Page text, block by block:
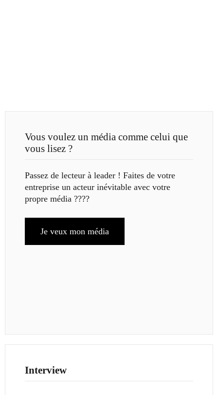
Vous voulez un média comme celui que
vous lisez ?
Passez de lecteur à leader ! Faites de votre
entreprise un acteur inévitable avec votre
propre média ????
Je veux mon média
Interview